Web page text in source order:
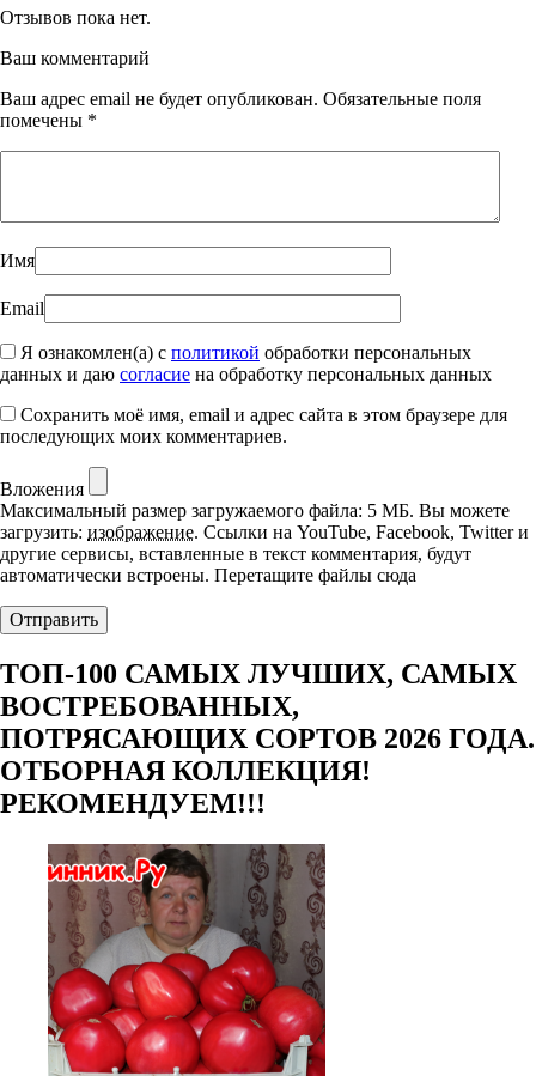
Отзывов пока нет.
Ваш комментарий
Ваш адрес email не будет опубликован. Обязательные поля
помечены *
Имя
Email
Я ознакомлен(а) с политикой обработки персональных
данных и даю согласие на обработку персональных данных
Сохранить моё имя, email и адрес сайта в этом браузере для
последующих моих комментариев.
Вложения
Максимальный размер загружаемого файла: 5 МБ. Вы можете
загрузить: изображение. Ссылки на YouTube, Facebook, Twitter и
другие сервисы, вставленные в текст комментария, будут
автоматически встроены. Перетащите файлы сюда
ТОП-100 САМЫХ ЛУЧШИХ, САМЫХ
ВОСТРЕБОВАННЫХ,
ПОТРЯСАЮЩИХ СОРТОВ 2026 ГОДА.
ОТБОРНАЯ КОЛЛЕКЦИЯ!
РЕКОМЕНДУЕМ!!!